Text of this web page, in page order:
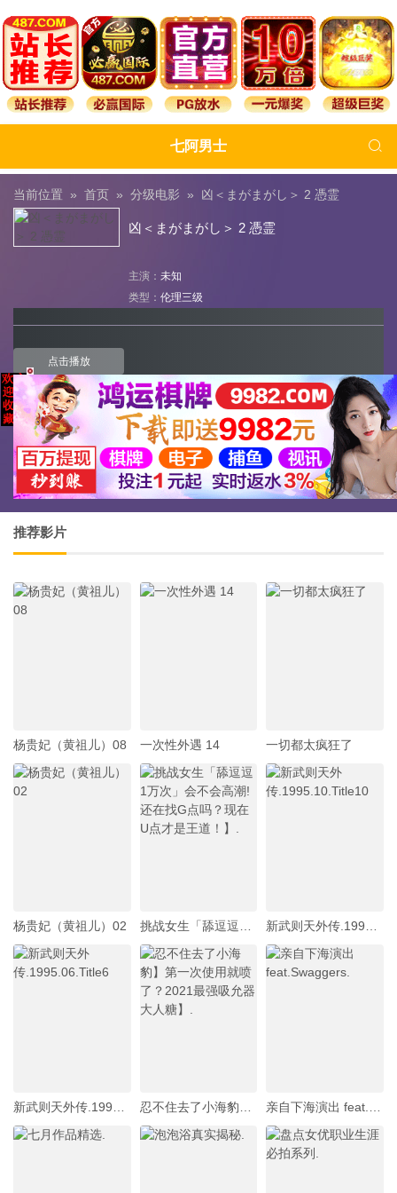
七阿男士 
当前位置 » 首页 » 分级电影 » 凶＜まがまがし＞ 2 憑霊
凶＜まがまがし＞ 2 憑霊
主演： 未知
类型： 伦理三级
点击播放
推荐影片
杨贵妃（黄祖儿）08 一次性外遇 14 一切都太疯狂了
杨贵妃（黄祖儿）02